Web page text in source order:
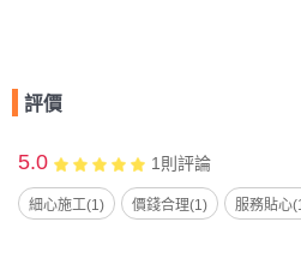
評價
5.0 1則評論
細心施工(1) 價錢合理(1) 服務貼心